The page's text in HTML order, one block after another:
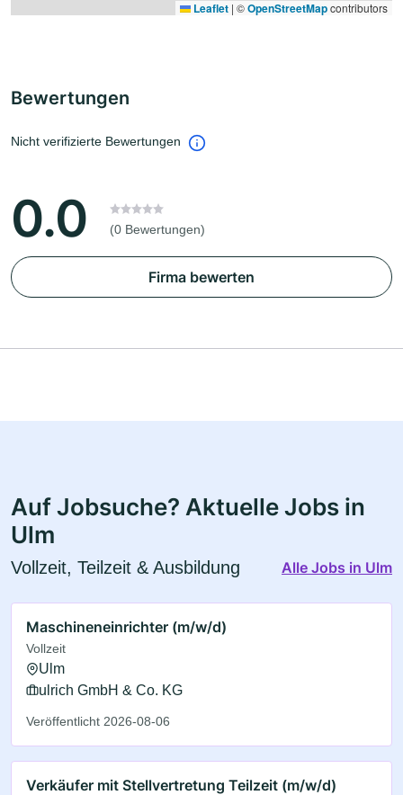
Leaflet | ©OpenStreetMapcontributors
Bewertungen
Nicht verifizierte Bewertungen
0.0 (0 Bewertungen)
Firma bewerten
Auf Jobsuche? Aktuelle Jobs in
Ulm
Vollzeit, Teilzeit & Ausbildung Alle Jobs in Ulm
Maschineneinrichter (m/w/d)
Vollzeit
Ulm
ulrich GmbH & Co. KG
Veröffentlicht 2026-08-06
Verkäufer mit Stellvertretung Teilzeit (m/w/d)